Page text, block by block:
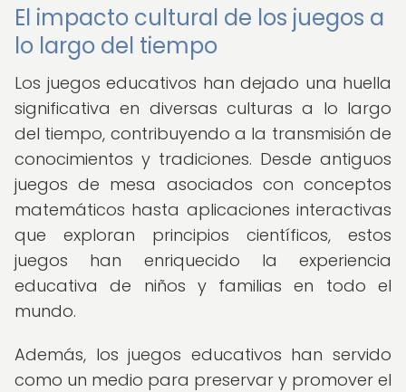
El impacto cultural de los juegos a
lo largo del tiempo
Los juegos educativos han dejado una huella
significativa en diversas culturas a lo largo
del tiempo, contribuyendo a la transmisión de
conocimientos y tradiciones. Desde antiguos
juegos de mesa asociados con conceptos
matemáticos hasta aplicaciones interactivas
que exploran principios científicos, estos
juegos han enriquecido la experiencia
educativa de niños y familias en todo el
mundo.
Además, los juegos educativos han servido
como un medio para preservar y promover el